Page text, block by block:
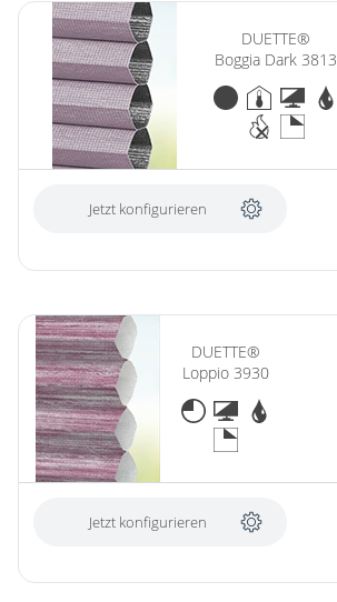
DUETTE®
Boggia Dark 3813
Jetzt konfigurieren
DUETTE®
Loppio 3930
Jetzt konfigurieren